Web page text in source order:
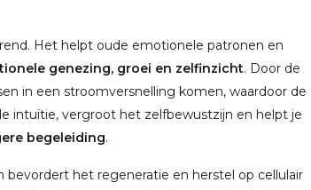
Het helpt oude emotionele patronen en
genezing, groei en zelfinzicht. Door de
in een stroomversnelling komen, waardoor de
intuïtie, vergroot het zelfbewustzijn en helpt je
begeleiding.
het regeneratie en herstel op cellulair